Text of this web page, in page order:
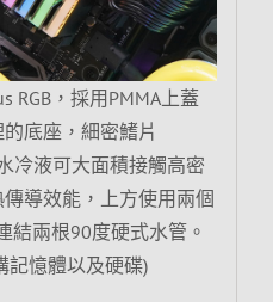
RGB，採用PMMA上蓋
底座，細密鰭片
冷液可大面積接觸高密
導效能，上方使用兩個
結兩根90度硬式水管。
記憶體以及硬碟)